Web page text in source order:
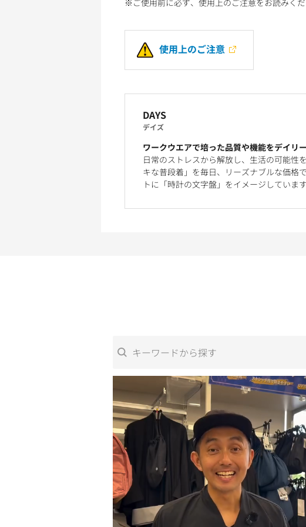
※ご使用前に必ず、使用上のご注意をお読みくだ
使用上のご注意
DAYS
デイズ
ワークウエアで培った品質や機能をデイリ
日常のストレスから解放し、生活の可能性
キな普段着」を毎日、リーズナブルな価格
トに「時計の文字盤」をイメージしています